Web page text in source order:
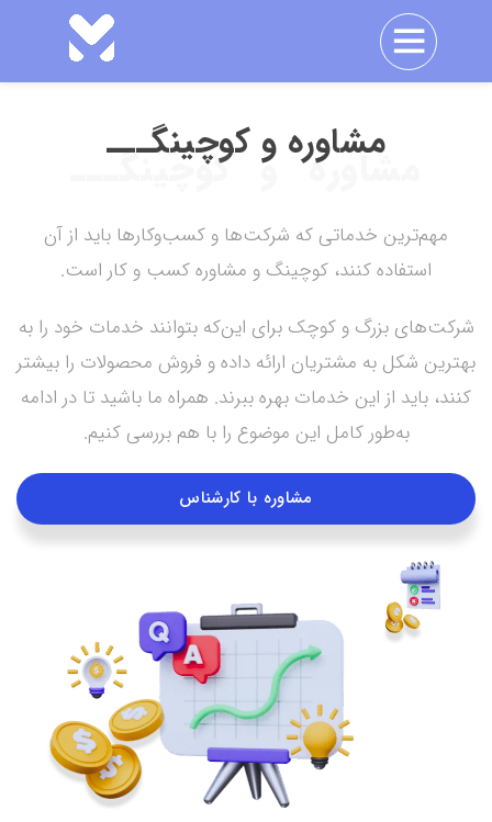
مشاوره و کوچینگـــ
مشاوره و کوچینگـــ
مهم‌ترین خدماتی که شرکت‌ها و کسب‌وکارها باید از آن
استفاده کنند، کوچینگ و مشاوره کسب و کار است.
شرکت‌های بزرگ و کوچک برای این‌که بتوانند خدمات خود را به
بهترین شکل به مشتریان ارائه داده و فروش محصولات را بیشتر
کنند، باید از این خدمات بهره ببرند. همراه ما باشید تا در ادامه
به‌طور کامل این موضوع را با هم بررسی کنیم.
مشاوره با کارشناس